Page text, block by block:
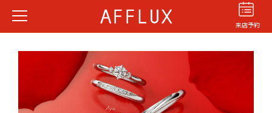
来店予約